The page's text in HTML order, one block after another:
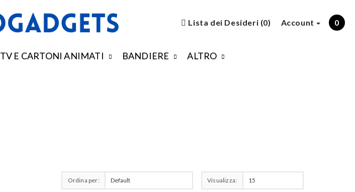
Lista dei Desideri (0) Account 0
TV E CARTONI ANIMATI BANDIERE
ALTRO
Ordina per: Visualizza: